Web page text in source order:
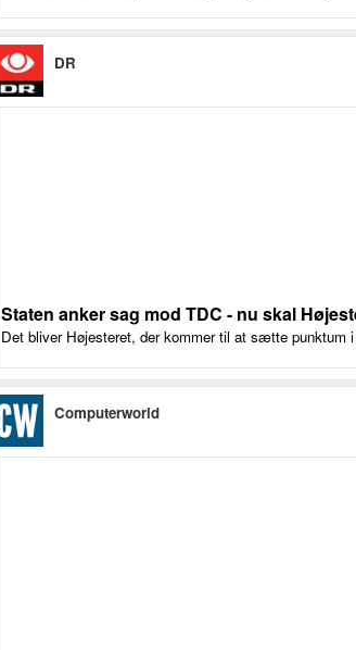
DR
Staten anker sag mod TDC - nu skal
Det bliver Højesteret, der kommer til at sætte punktum
Computerworld